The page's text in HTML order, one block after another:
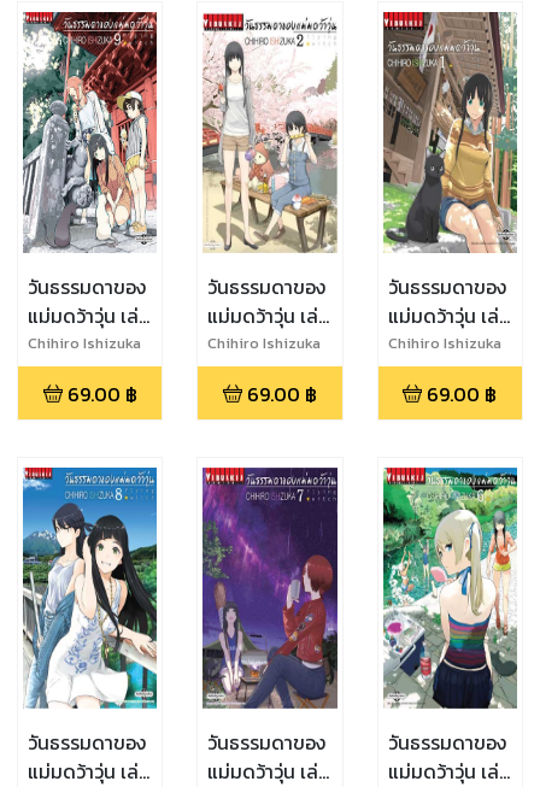
วันธรรมดาของ
แม่มดว้าวุ่น เล่ม
9
Chihiro Ishizuka
69.00 ฿
วันธรรมดาของ
แม่มดว้าวุ่น เล่ม
2
Chihiro Ishizuka
69.00 ฿
วันธรรมดาของ
แม่มดว้าวุ่น เล่ม
1
Chihiro Ishizuka
69.00 ฿
วันธรรมดาของ
แม่มดว้าวุ่น เล่ม
วันธรรมดาของ
แม่มดว้าวุ่น เล่ม
วันธรรมดาของ
แม่มดว้าวุ่น เล่ม